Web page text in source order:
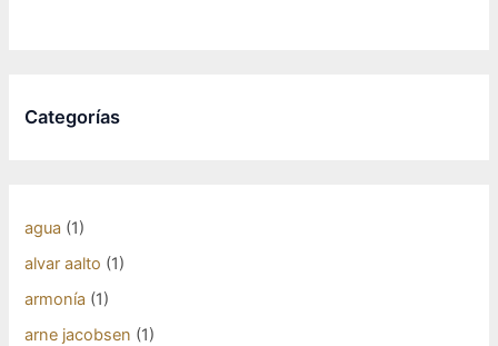
Categorías
agua (1)
alvar aalto (1)
armonía (1)
arne jacobsen (1)